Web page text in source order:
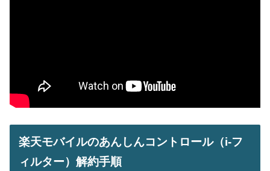
楽天モバイルのあんしんコントロール（i-フ
ィルター）解約手順